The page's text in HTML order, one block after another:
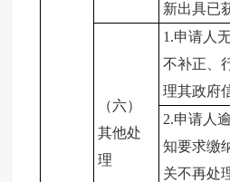
新出具已
（六）
其他处
理
1.申请人
不补正、
理其政府
2.申请人
知要求缴
关不再处